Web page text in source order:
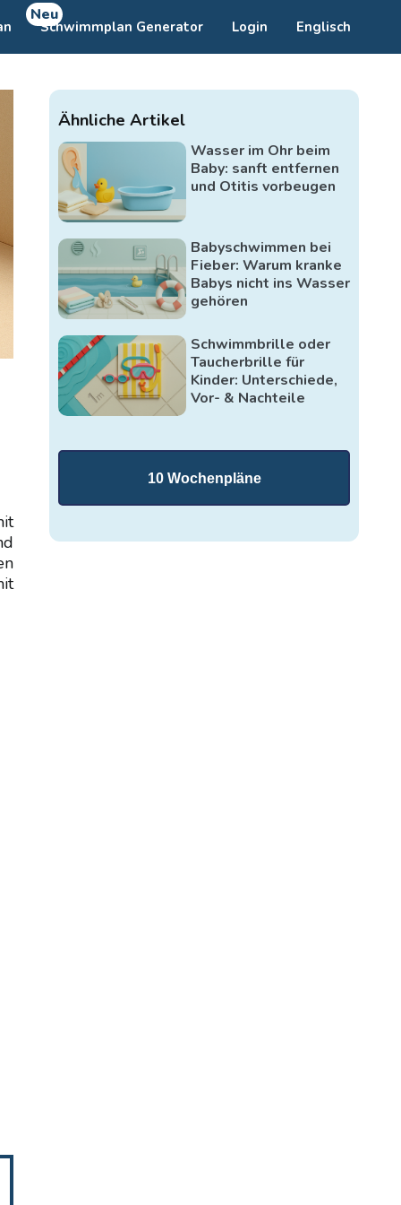
Neu
Schwimmplan Generator Login Englisch
Ähnliche Artikel
Wasser im Ohr beim
Baby: sanft entfernen
und Otitis vorbeugen
Babyschwimmen bei
Fieber: Warum kranke
Babys nicht ins Wasser
gehören
Schwimmbrille oder
Taucherbrille für
Kinder: Unterschiede,
Vor- & Nachteile
10 Wochenpläne